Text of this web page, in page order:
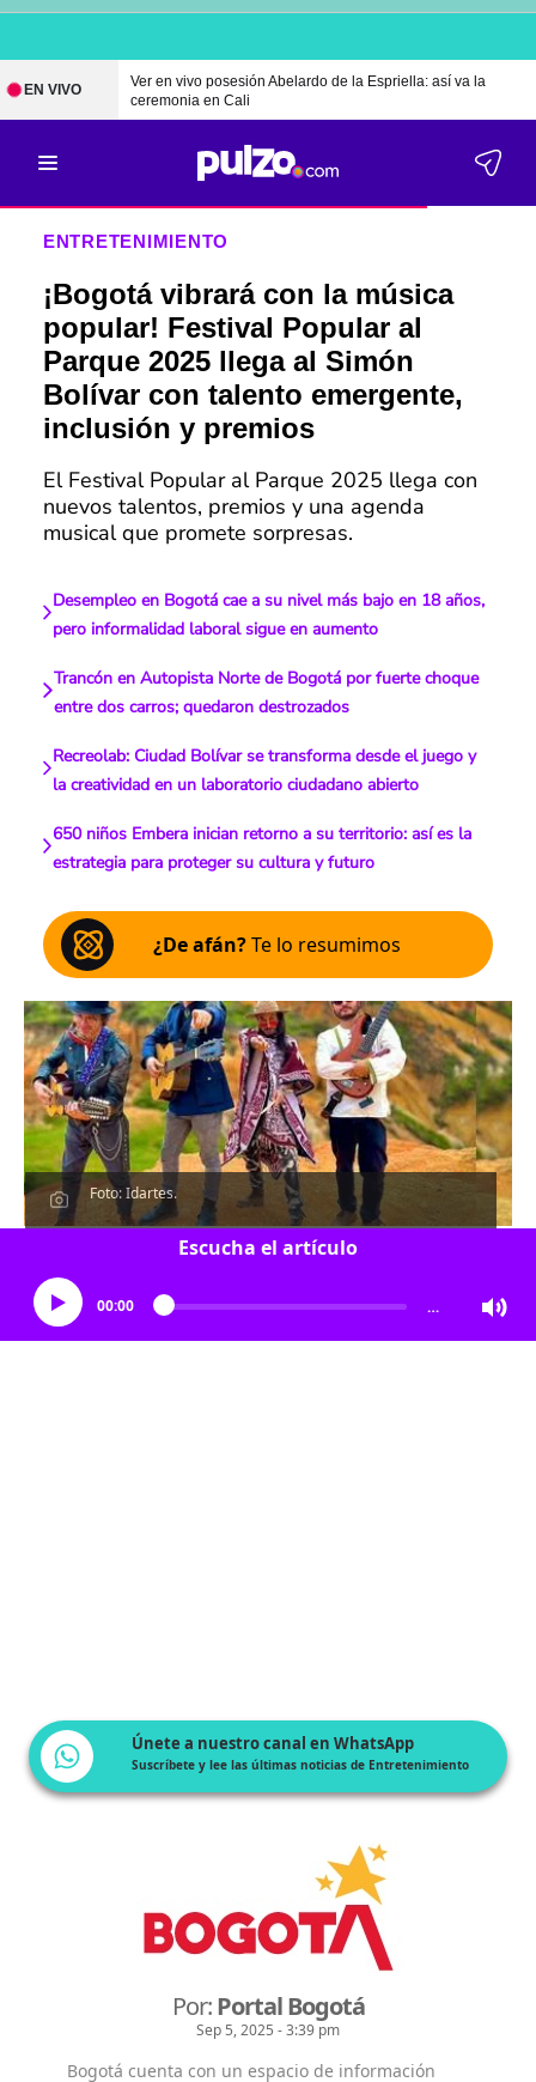
EN VIVO
Ver en vivo posesión Abelardo de la Espriella: así va la
ceremonia en Cali
ENTRETENIMIENTO
¡Bogotá vibrará con la música
popular! Festival Popular al
Parque 2025 llega al Simón
Bolívar con talento emergente,
inclusión y premios
El Festival Popular al Parque 2025 llega con
nuevos talentos, premios y una agenda
musical que promete sorpresas.
Desempleo en Bogotá cae a su nivel más bajo en 18 años,
pero informalidad laboral sigue en aumento
Trancón en Autopista Norte de Bogotá por fuerte choque
entre dos carros; quedaron destrozados
Recreolab: Ciudad Bolívar se transforma desde el juego y
la creatividad en un laboratorio ciudadano abierto
650 niños Embera inician retorno a su territorio: así es la
estrategia para proteger su cultura y futuro
¿De afán?Te lo resumimos
Foto: Idartes.
Escucha el artículo
00:00 …
Únete a nuestro canal en WhatsApp
Suscríbete y lee las últimas noticias de Entretenimiento
Por:Portal Bogotá
Sep 5, 2025 - 3:39 pm
Bogotá cuenta con un espacio de información